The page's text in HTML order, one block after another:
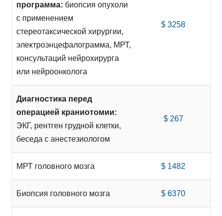
программа: биопсия опухоли
с применением
стереотаксической хирургии,
электроэнцефалограмма, МРТ,
консультаций нейрохирурга
или нейроонколога
$ 3258
Диагностика перед
операцией краниотомии:
ЭКГ, рентген грудной клетки,
беседа с анестезиологом
$ 267
МРТ головного мозга $ 1482
Биопсия головного мозга $ 6370